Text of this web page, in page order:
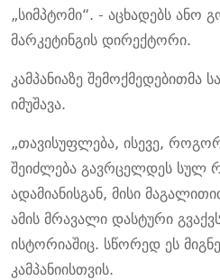
„სიმპტომი“. - აცხადებს ანო
მარკეტინგის დირექტორი.
კამპანიაზე შემოქმედებითმა
იმუშავა.
„თავისუფლება, ისევე,
შეიძლება გავრცელდეს სულ
ადამიანისგან, მისი
ამის მრავალი დასტური
ისტორიაშიც. სწორედ ეს
კამპანიისთვის.